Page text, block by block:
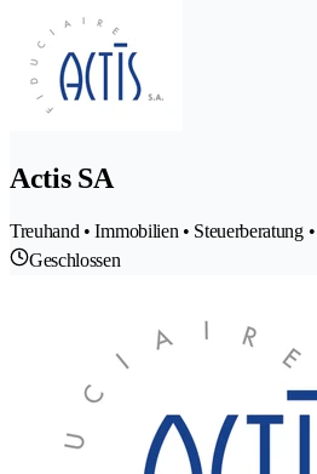
Actis SA
Treuhand • Immobilien • Steuerberatung
Geschlossen